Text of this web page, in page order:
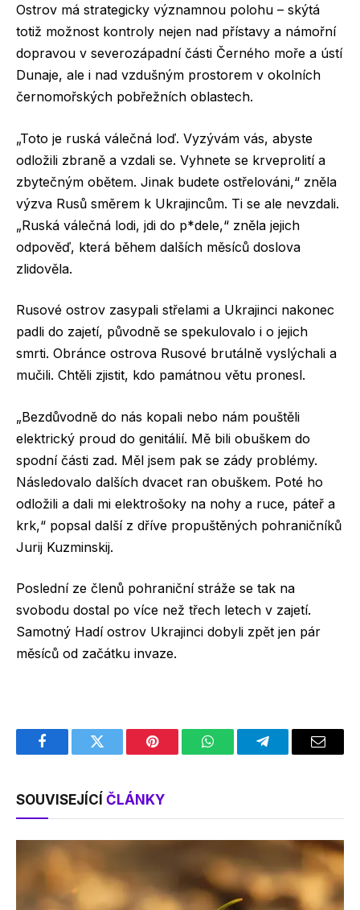
Ostrov má strategicky významnou polohu – skýtá
totiž možnost kontroly nejen nad přístavy a námořní
dopravou v severozápadní části Černého moře a ústí
Dunaje, ale i nad vzdušným prostorem v okolních
černomořských pobřežních oblastech.
„Toto je ruská válečná loď. Vyzývám vás, abyste
odložili zbraně a vzdali se. Vyhnete se krveprolití a
zbytečným obětem. Jinak budete ostřelováni,“ zněla
výzva Rusů směrem k Ukrajincům. Ti se ale nevzdali.
„Ruská válečná lodi, jdi do p*dele,“ zněla jejich
odpověď, která během dalších měsíců doslova
zlidověla.
Rusové ostrov zasypali střelami a Ukrajinci nakonec
padli do zajetí, původně se spekulovalo i o jejich
smrti. Obránce ostrova Rusové brutálně vyslýchali a
mučili. Chtěli zjistit, kdo památnou větu pronesl.
„Bezdůvodně do nás kopali nebo nám pouštěli
elektrický proud do genitálií. Mě bili obuškem do
spodní části zad. Měl jsem pak se zády problémy.
Následovalo dalších dvacet ran obuškem. Poté ho
odložili a dali mi elektrošoky na nohy a ruce, páteř a
krk,“ popsal další z dříve propuštěných pohraničníků
Jurij Kuzminskij.
Poslední ze členů pohraniční stráže se tak na
svobodu dostal po více než třech letech v zajetí.
Samotný Hadí ostrov Ukrajinci dobyli zpět jen pár
měsíců od začátku invaze.
FacebookTwitter Pinterest WhatsAppTelegramEmail
SOUVISEJÍCÍ ČLÁNKY